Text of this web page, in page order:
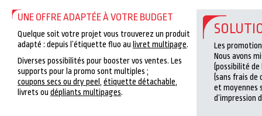
UNE OFFRE ADAPTÉE À VOTRE BUDGET
Quelque soit votre projet vous trouverez un produit
adapté : depuis l’étiquette fluo au livret multipage.
Diverses possibilités pour booster vos ventes. Les
supports pour la promo sont multiples ;
coupons secs ou dry peel
étiquette détachable
livrets ou dépliants multipages.
Les
Nous avons
(possibilité
(sans frais
et moyennes
d’impression